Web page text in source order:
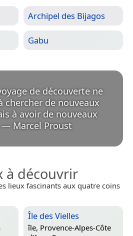
Archipel des Bijagos
Gabu
de découverte ne
chercher de nouveaux
à avoir de nouveaux
— Marcel Proust
à découvrir
lieux fascinants aux quatre coins
Île des Vielles
île, Provence-Alpes-Côte